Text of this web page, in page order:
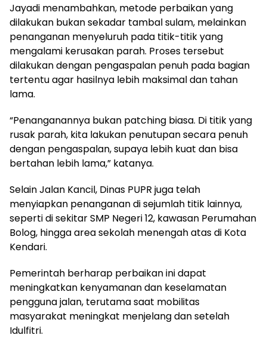
Jayadi menambahkan, metode perbaikan yang
dilakukan bukan sekadar tambal sulam, melainkan
penanganan menyeluruh pada titik-titik yang
mengalami kerusakan parah. Proses tersebut
dilakukan dengan pengaspalan penuh pada bagian
tertentu agar hasilnya lebih maksimal dan tahan
lama.
“Penanganannya bukan patching biasa. Di titik yang
rusak parah, kita lakukan penutupan secara penuh
dengan pengaspalan, supaya lebih kuat dan bisa
bertahan lebih lama,” katanya.
Selain Jalan Kancil, Dinas PUPR juga telah
menyiapkan penanganan di sejumlah titik lainnya,
seperti di sekitar SMP Negeri 12, kawasan Perumahan
Bolog, hingga area sekolah menengah atas di Kota
Kendari.
Pemerintah berharap perbaikan ini dapat
meningkatkan kenyamanan dan keselamatan
pengguna jalan, terutama saat mobilitas
masyarakat meningkat menjelang dan setelah
Idulfitri.